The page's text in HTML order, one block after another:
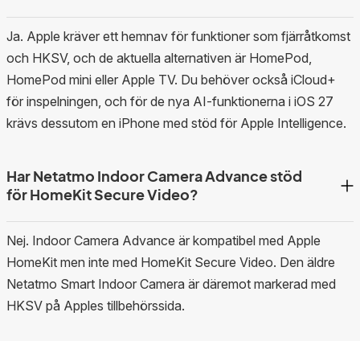
Ja. Apple kräver ett hemnav för funktioner som fjärråtkomst
och HKSV, och de aktuella alternativen är HomePod,
HomePod mini eller Apple TV. Du behöver också iCloud+
för inspelningen, och för de nya AI-funktionerna i iOS 27
krävs dessutom en iPhone med stöd för Apple Intelligence.
Har Netatmo Indoor Camera Advance stöd
för HomeKit Secure Video?
Nej. Indoor Camera Advance är kompatibel med Apple
HomeKit men inte med HomeKit Secure Video. Den äldre
Netatmo Smart Indoor Camera är däremot markerad med
HKSV på Apples tillbehörssida.